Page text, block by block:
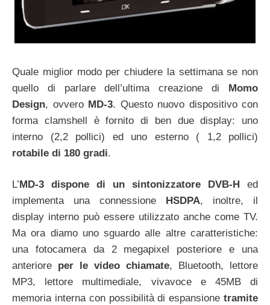
Quale miglior modo per chiudere la settimana se non
quello di parlare dell’ultima creazione di Momo
Design, ovvero MD-3. Questo nuovo dispositivo con
forma clamshell è fornito di ben due display: uno
interno (2,2 pollici) ed uno esterno ( 1,2 pollici)
rotabile di 180 gradi.
L’ MD-3 dispone di un sintonizzatore DVB-H
ed
implementa una connessione HSDPA, inoltre, il
display interno può essere utilizzato anche come TV.
Ma ora diamo uno sguardo alle altre caratteristiche:
una fotocamera da 2 megapixel posteriore e una
anteriore per le video chiamate, Bluetooth, lettore
MP3, lettore multimediale, vivavoce e 45MB di
memoria interna con possibilità di espansione tramite